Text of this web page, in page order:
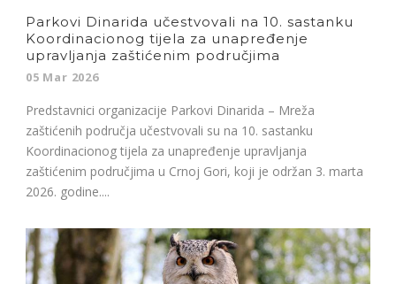
Parkovi Dinarida učestvovali na 10. sastanku
Koordinacionog tijela za unapređenje
upravljanja zaštićenim područjima
05 Mar 2026
Predstavnici organizacije Parkovi Dinarida – Mreža
zaštićenih područja učestvovali su na 10. sastanku
Koordinacionog tijela za unapređenje upravljanja
zaštićenim područjima u Crnoj Gori, koji je održan 3. marta
2026. godine....